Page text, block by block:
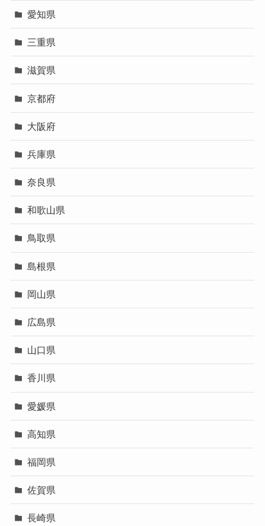
愛知県
三重県
滋賀県
京都府
大阪府
兵庫県
奈良県
和歌山県
鳥取県
島根県
岡山県
広島県
山口県
香川県
愛媛県
高知県
福岡県
佐賀県
長崎県